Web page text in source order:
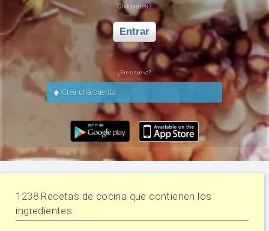
Olvidastes?
Entrar
¿Eres nuevo?
Crea una cuenta
1238 Recetas de cocina que contienen los
ingredientes: